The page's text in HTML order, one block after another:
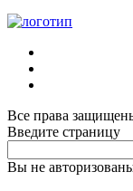
Все права
Введите страницу
Вы не